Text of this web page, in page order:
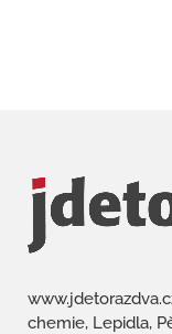
chemie, Lepidla,